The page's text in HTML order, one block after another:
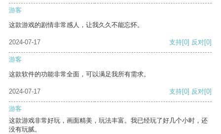
游客
这款游戏的剧情非常感人，让我久久不能忘怀。
2024-07-17 支持[0] 反对[0]
游客
这款软件的功能非常全面，可以满足我所有需求。
2024-07-17 支持[0] 反对[0]
游客
这款游戏非常好玩，画面精美，玩法丰富。我已经玩了好几个小时，还
没有玩腻。